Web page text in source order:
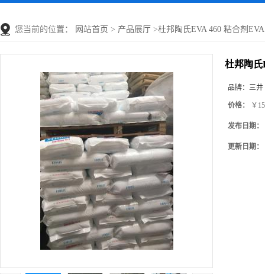
您当前的位置： 网站首页 > 产品展厅 >杜邦陶氏EVA 460 粘合剂EVA
杜邦陶氏
品牌： 三井
价格： ￥
发布日期：
更新日期：